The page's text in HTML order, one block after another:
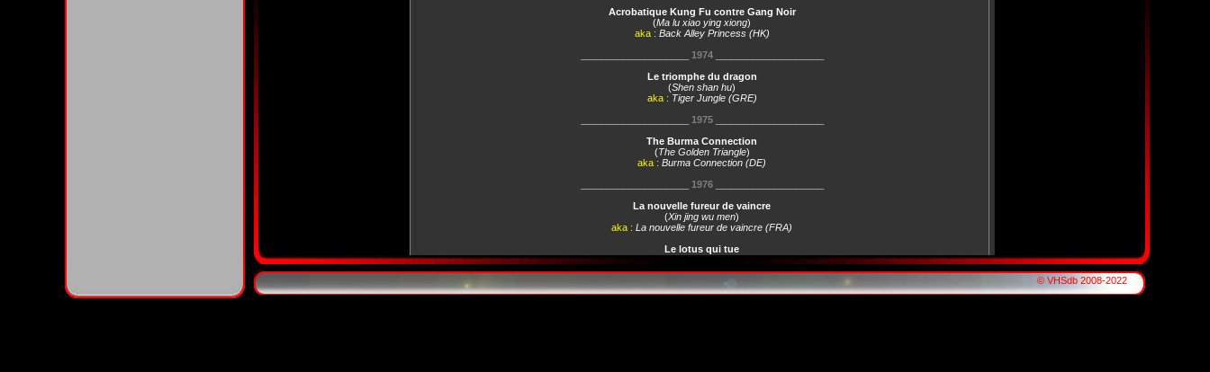
Acrobatique Kung Fu contre Gang Noir
(Ma lu xiao ying xiong)
aka : Back Alley Princess (HK)
1974____________________
Le triomphe du dragon
(Shen shan hu)
aka : Tiger Jungle (GRE)
1975____________________
The Burma Connection
(The Golden Triangle)
aka : Burma Connection (DE)
1976____________________
La nouvelle fureur de vaincre
(Xin jing wu men)
aka : La nouvelle fureur de vaincre (FRA)
Le lotus qui tue
aka :Le lotus qui tue (FRA)
La tête dans le guêpier
© VHSdb 2008-2022